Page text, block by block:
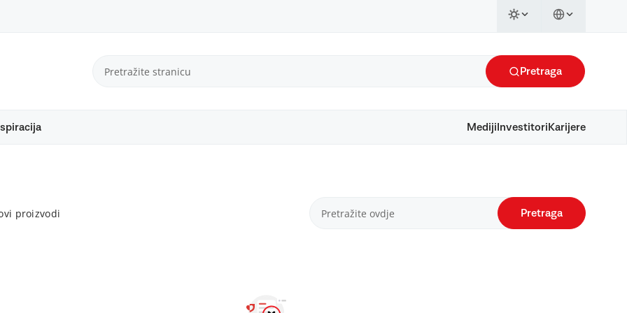
Pretraga
Mediji Investitori Karijere
proizvodi Pretraga